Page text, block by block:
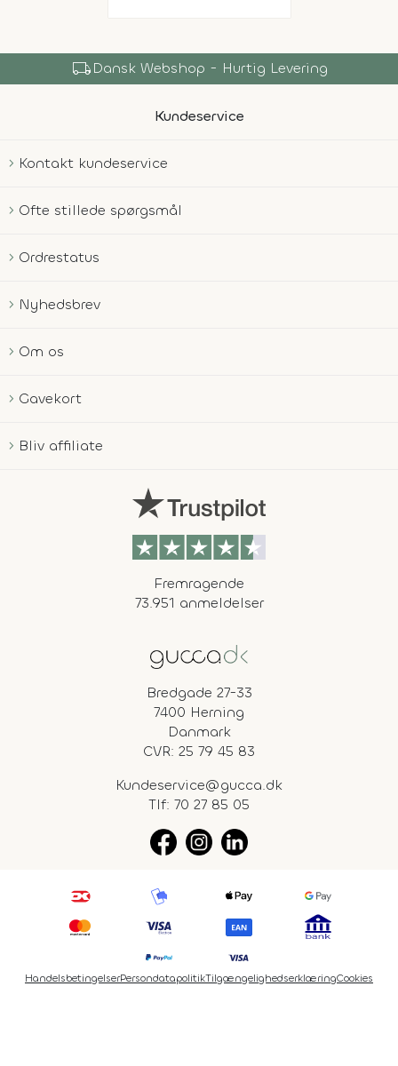
local_shippingDansk Webshop - Hurtig Levering
Kundeservice
Kontakt kundeservice
Ofte stillede spørgsmål
Ordrestatus
Nyhedsbrev
Om os
Gavekort
Bliv affiliate
Fremragende
73.951 anmeldelser
Bredgade 27-33
7400 Herning
Danmark
CVR: 25 79 45 83
Kundeservice@gucca.dk
Tlf: 70 27 85 05
HandelsbetingelserPersondatapolitikTilgængelighedserklæringCookies